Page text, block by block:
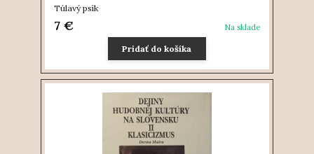
Túlavý psík
7 € Na sklade
Pridať do košíka